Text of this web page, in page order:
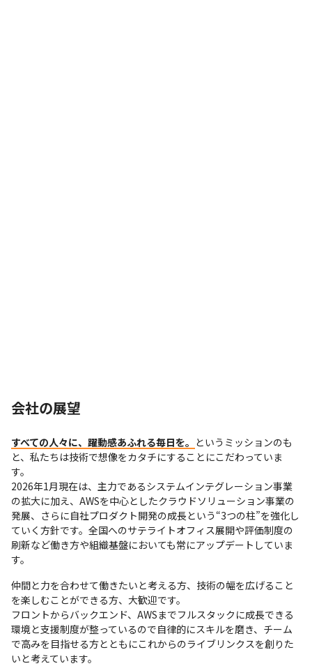
会社の展望
すべての人々に、躍動感あふれる毎日を。 というミッションのも
と、私たちは技術で想像をカタチにすることにこだわっていま
す。
2026年1月現在は、主力であるシステムインテグレーション事業
の拡大に加え、AWSを中心としたクラウドソリューション事業の
発展、さらに自社プロダクト開発の成長という“3つの柱”を強化し
ていく方針です。全国へのサテライトオフィス展開や評価制度の
刷新など働き方や組織基盤においても常にアップデートしていま
す。
仲間と力を合わせて働きたいと考える方、技術の幅を広げること
を楽しむことができる方、大歓迎です。
フロントからバックエンド、AWSまでフルスタックに成長できる
環境と支援制度が整っているので自律的にスキルを磨き、チーム
で高みを目指せる方とともにこれからのライブリンクスを創りた
いと考えています。